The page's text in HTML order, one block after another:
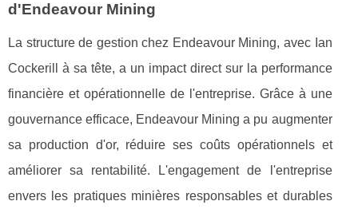
d'Endeavour Mining
La structure de gestion chez Endeavour Mining, avec Ian
Cockerill à sa tête, a un impact direct sur la performance
financière et opérationnelle de l'entreprise. Grâce à une
gouvernance efficace, Endeavour Mining a pu augmenter
sa production d'or, réduire ses coûts opérationnels et
améliorer sa rentabilité. L'engagement de l'entreprise
envers les pratiques minières responsables et durables